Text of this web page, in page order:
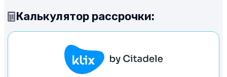
Калькулятор рассрочки: